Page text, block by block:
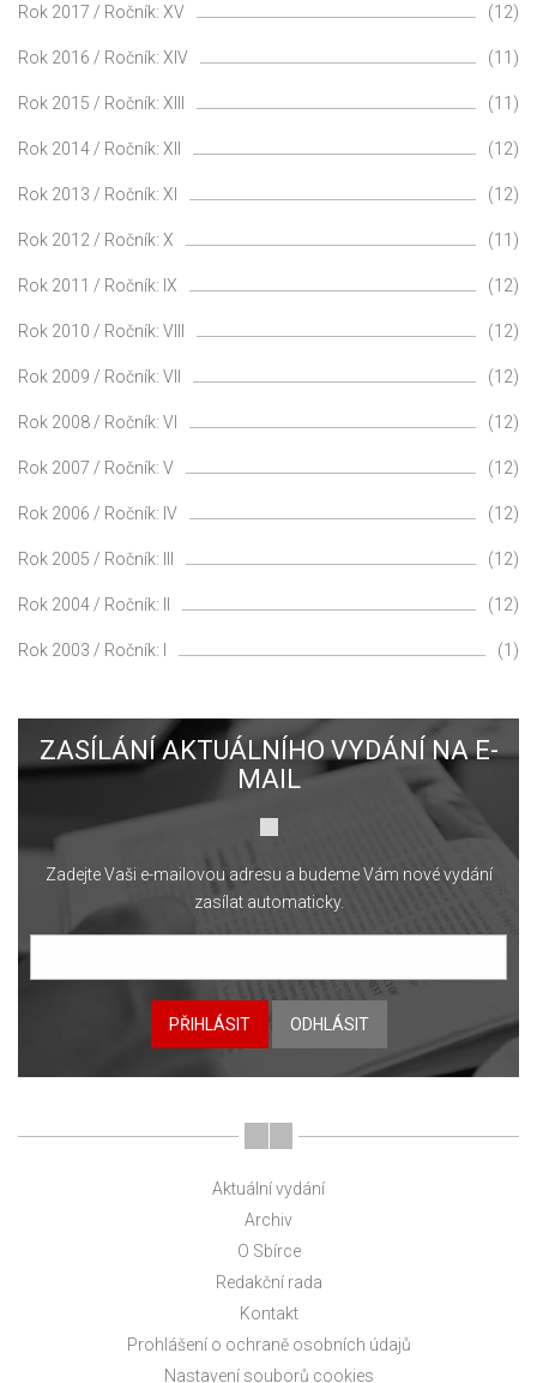
Rok 2017 / Ročník: XV (12)
Rok 2016 / Ročník: XIV (11)
Rok 2015 / Ročník: XIII (11)
Rok 2014 / Ročník: XII (12)
Rok 2013 / Ročník: XI (12)
Rok 2012 / Ročník: X (11)
Rok 2011 / Ročník: IX (12)
Rok 2010 / Ročník: VIII (12)
Rok 2009 / Ročník: VII (12)
Rok 2008 / Ročník: VI (12)
Rok 2007 / Ročník: V (12)
Rok 2006 / Ročník: IV (12)
Rok 2005 / Ročník: III (12)
Rok 2004 / Ročník: II (12)
Rok 2003 / Ročník: I (1)
ZASÍLÁNÍ AKTUÁLNÍHO VYDÁNÍ NA E-
MAIL
Zadejte Vaši e-mailovou adresu a budeme Vám nové vydání
zasílat automaticky.
PŘIHLÁSIT ODHLÁSIT
Aktuální vydání
Archiv
O Sbírce
Redakční rada
Kontakt
Prohlášení o ochraně osobních údajů
Nastavení souborů cookies